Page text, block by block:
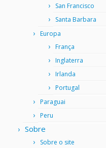
San Francisco
Santa Barbara
Europa
França
Inglaterra
Irlanda
Portugal
Paraguai
Peru
Sobre
Sobre o site